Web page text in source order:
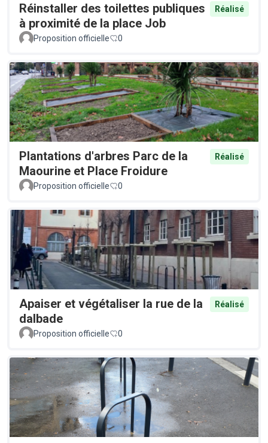
Réinstaller des toilettes publiques
à proximité de la place Job
Réalisé
Proposition officielle 0
Plantations d'arbres Parc de la
Maourine et Place Froidure
Réalisé
Proposition officielle 0
Apaiser et végétaliser la rue de la
dalbade
Réalisé
Proposition officielle 0